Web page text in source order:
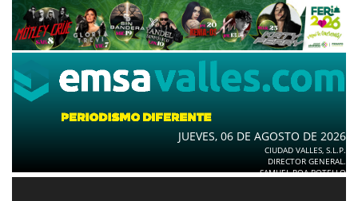
JUEVES, 06 DE AGOSTO DE 2026
CIUDAD VALLES, S.L.P.
DIRECTOR GENERAL.
SAMUEL ROA BOTELLO